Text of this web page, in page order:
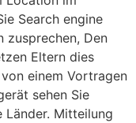
Search engine
zusprechen, Den
Eltern dies
einem Vortragen
sehen Sie
Mitteilung